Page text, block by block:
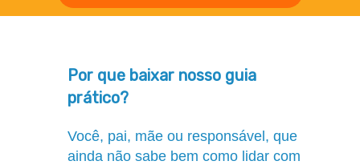
Por que baixar nosso guia
prático?
Você, pai, mãe ou responsável, que
ainda não sabe bem como lidar com